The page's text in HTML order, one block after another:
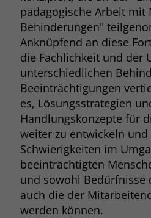
pädagogische Arbeit mit
Behinderungen"
Anknüpfend an diese
die Fachlichkeit und der
unterschiedlichen
Beeinträchtigungen
es, Lösungsstrategien
Handlungskonzepte für
weiter zu entwickeln
Schwierigkeiten im
beeinträchtigten
und sowohl Bedürfnisse
auch die der
werden können.
allen
Name _clsk
Anbieter www.clarity.ms
Laufzeit 1 Jahr
Zweck
Microsoft
um die
zu speichern